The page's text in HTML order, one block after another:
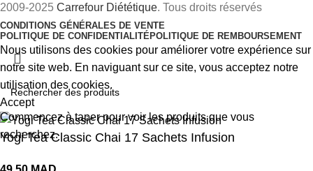
2009-2025 Carrefour Diététique. Tous droits réservés
CONDITIONS GÉNÉRALES DE VENTE
POLITIQUE DE CONFIDENTIALITÉPOLITIQUE DE REMBOURSEMENT
Commencez à taper pour voir les produits que vous
recherchez.
Nous utilisons des cookies pour améliorer votre expérience sur
notre site web. En naviguant sur ce site, vous acceptez notre
utilisation des cookies.
Accept
Yogi Tea Classic Chai 17 Sachets Infusion